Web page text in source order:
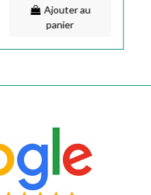
Ajouter au
panier